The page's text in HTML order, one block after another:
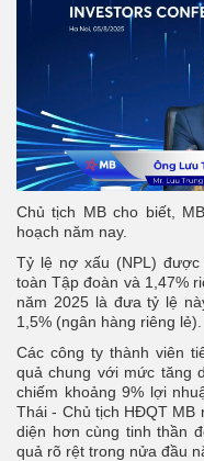
Chủ tịch MB cho biết,
hoạch năm nay.
Tỷ lệ nợ xấu (NPL)
toàn Tập đoàn và 1,47%
năm 2025 là đưa tỷ lệ
1,5% (ngân hàng riêng lẻ).
Các công ty thành viên
quả chung với mức tăng
chiếm khoảng 9% lợi
Thái - Chủ tịch HĐQT MB
diện hơn cùng tinh thần
quả rõ rệt trong nửa đầu